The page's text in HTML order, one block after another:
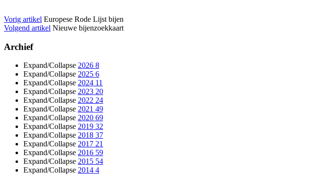
Vorig artikel Europese Rode Lijst bijen
Volgend artikel Nieuwe bijenzoekkaart
Archief
Expand/Collapse 2026 8
Expand/Collapse 2025 6
Expand/Collapse 2024 11
Expand/Collapse 2023 20
Expand/Collapse 2022 24
Expand/Collapse 2021 49
Expand/Collapse 2020 69
Expand/Collapse 2019 32
Expand/Collapse 2018 37
Expand/Collapse 2017 21
Expand/Collapse 2016 59
Expand/Collapse 2015 54
Expand/Collapse 2014 4